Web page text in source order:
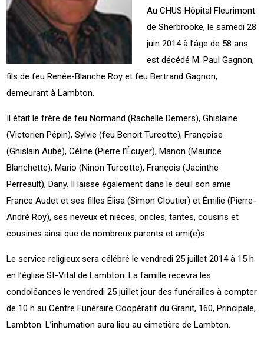
Au CHUS Hôpital Fleurimont
de Sherbrooke, le samedi 28
juin 2014 à l’âge de 58 ans
est décédé M. Paul Gagnon,
fils de feu Renée-Blanche Roy et feu Bertrand Gagnon,
demeurant à Lambton.
Il était le frère de feu Normand (Rachelle Demers), Ghislaine
(Victorien Pépin), Sylvie (feu Benoit Turcotte), Françoise
(Ghislain Aubé), Céline (Pierre l’Écuyer), Manon (Maurice
Blanchette), Mario (Ninon Turcotte), François (Jacinthe
Perreault), Dany. Il laisse également dans le deuil son amie
France Audet et ses filles Élisa (Simon Cloutier) et Émilie (Pierre-
André Roy), ses neveux et nièces, oncles, tantes, cousins et
cousines ainsi que de nombreux parents et ami(e)s.
Le service religieux sera célébré le vendredi 25 juillet 2014 à 15 h
en l’église St-Vital de Lambton. La famille recevra les
condoléances le vendredi 25 juillet jour des funérailles à compter
de 10 h au Centre Funéraire Coopératif du Granit, 160, Principale,
Lambton. L’inhumation aura lieu au cimetière de Lambton.